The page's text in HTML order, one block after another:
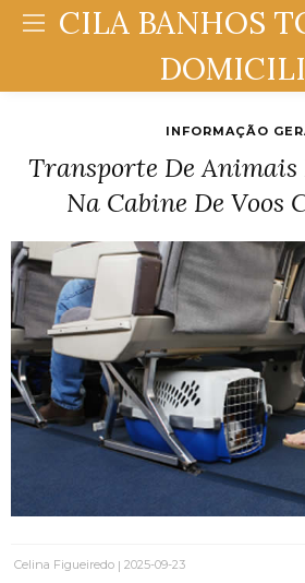
CILA BANHOS
INFORMAÇÃO
Transporte De Animais
Na Cabine De Voos
Celina Figueiredo 2025-09-23